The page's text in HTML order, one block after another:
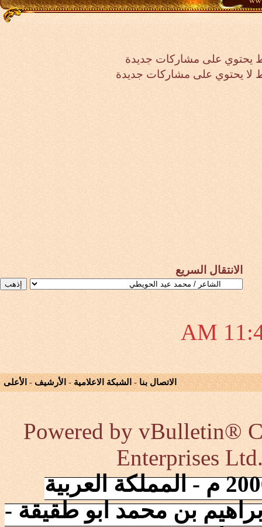
يحتوي على مشاركات جديدة
يحتوي على مشاركات جديدة
الانتقال السريع
11:41
الاتصال بنا - الشبكة الاعلامية - الأرشيف - الأعلى
Powered by vBulletin®
Enterprises
إنطلقت الشبكة في 2006/10/17 م - المملكة العربية
بن محمد ابو طقيقة -